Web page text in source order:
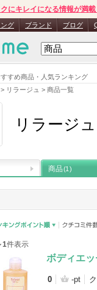
すめ商品・人気ランキング
> リラージュ > 商品一覧
にキレイになる情報が満載
グ ブランド ブログ
リラージュ
商品(1)
1件表示
ボディエッ
0 -pt